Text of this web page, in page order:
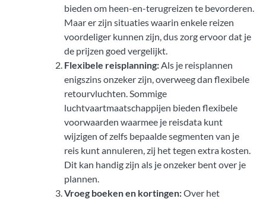
bieden om heen-en-terugreizen te bevorderen.
Maar er zijn situaties waarin enkele reizen
voordeliger kunnen zijn, dus zorg ervoor dat je
de prijzen goed vergelijkt.
Flexibele reisplanning:Als je reisplannen
enigszins onzeker zijn, overweeg dan flexibele
retourvluchten. Sommige
luchtvaartmaatschappijen bieden flexibele
voorwaarden waarmee je reisdata kunt
wijzigen of zelfs bepaalde segmenten van je
reis kunt annuleren, zij het tegen extra kosten.
Dit kan handig zijn als je onzeker bent over je
plannen.
Vroeg boeken en kortingen:Over het